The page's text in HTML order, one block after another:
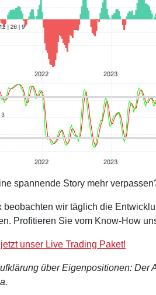
spannende Story mehr
beobachten wir täglich die
Profitieren Sie vom Know-How
unser Live Trading Paket!
über Eigenpositionen: Der